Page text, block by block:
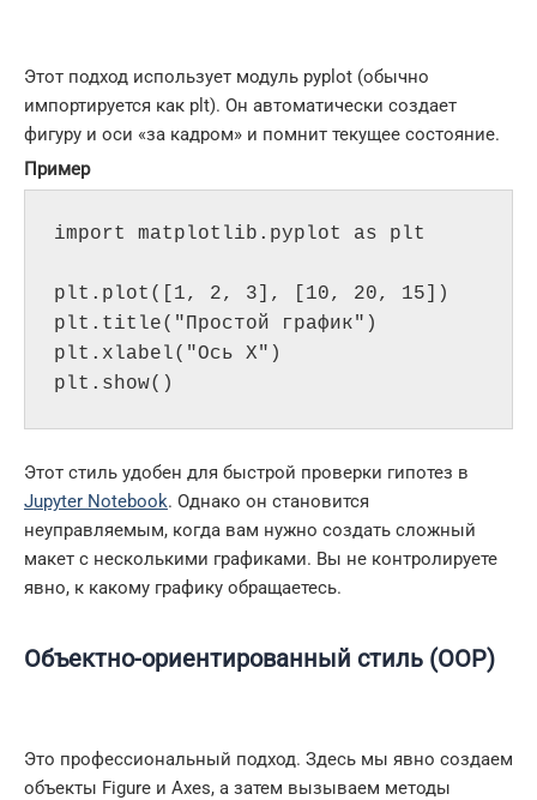
Этот подход использует модуль pyplot (обычно
импортируется как plt). Он автоматически создает
фигуру и оси «за кадром» и помнит текущее состояние.
Пример
import matplotlib.pyplot as plt
plt.plot([1, 2, 3], [10, 20, 15])
plt.title("Простой график")
plt.xlabel("Ось X")
Этот стиль удобен для быстрой проверки гипотез в
Jupyter Notebook. Однако он становится
неуправляемым, когда вам нужно создать сложный
макет с несколькими графиками. Вы не контролируете
явно, к какому графику обращаетесь.
Объектно-ориентированный стиль (OOP)
Это профессиональный подход. Здесь мы явно создаем
объекты Figure и Axes, а затем вызываем методы